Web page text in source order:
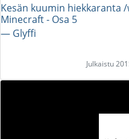
Kesän kuumin hiekkaranta
Minecraft - Osa 5
― Glyffi
Julkaistu